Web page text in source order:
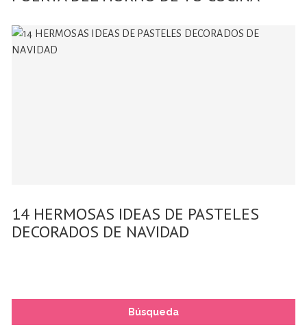
14 HERMOSAS IDEAS DE PASTELES
DECORADOS DE NAVIDAD
Búsqueda